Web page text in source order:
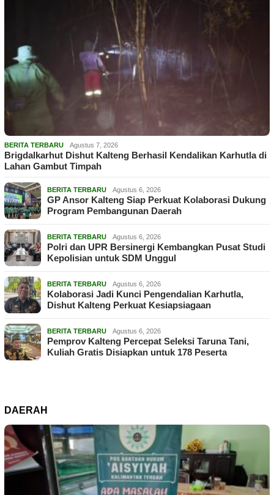
BERITA TERBARU Agustus 7, 2026
Brigdalkarhut Dishut Kalteng Berhasil Kendalikan Karhutla di
Lahan Gambut Timpah
BERITA TERBARU Agustus 6, 2026
GP Ansor Kalteng Siap Perkuat Kolaborasi Dukung
Program Pembangunan Daerah
BERITA TERBARU Agustus 6, 2026
Polri dan UPR Bersinergi Kembangkan Pusat Studi
Kepolisian untuk SDM Unggul
BERITA TERBARU Agustus 6, 2026
Kolaborasi Jadi Kunci Pengendalian Karhutla,
Dishut Kalteng Perkuat Kesiapsiagaan
BERITA TERBARU Agustus 6, 2026
Pemprov Kalteng Percepat Seleksi Taruna Tani,
Kuliah Gratis Disiapkan untuk 178 Peserta
DAERAH